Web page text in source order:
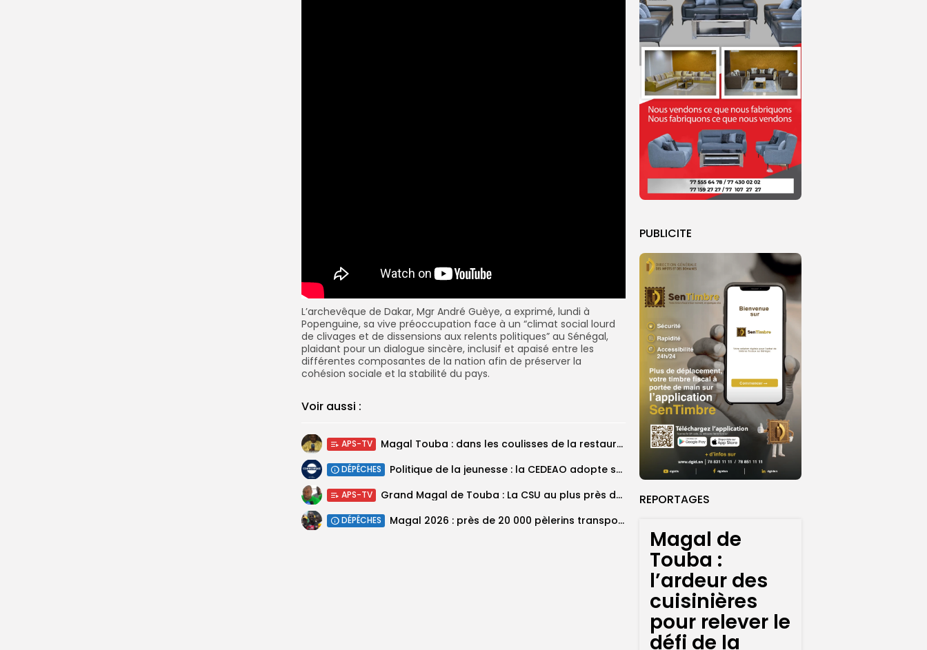
PUBLICITE
REPORTAGES
Magal de
Touba :
l’ardeur des
cuisinières
pour relever le
défi de la
L’archevêque de Dakar, Mgr André Guèye, a exprimé, lundi à
Popenguine, sa vive préoccupation face à un “climat social lourd
de clivages et de dissensions aux relents politiques” au Sénégal,
plaidant pour un dialogue sincère, inclusif et apaisé entre les
différentes composantes de la nation afin de préserver la
cohésion sociale et la stabilité du pays.
Voir aussi :
APS-TV Magal Touba : dans les coulisses de la restauration de la presse...
DÉPÊCHES Politique de la jeunesse : la CEDEAO adopte son plan d’actions stratégiques...
APS-TV Grand Magal de Touba : La CSU au plus près des pèlerins
DÉPÊCHES Magal 2026 : près de 20 000 pèlerins transportés vers Touba en...